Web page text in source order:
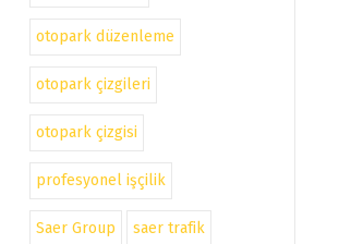
otopark düzenleme
otopark çizgileri
otopark çizgisi
profesyonel işçilik
Saer Group saer trafik